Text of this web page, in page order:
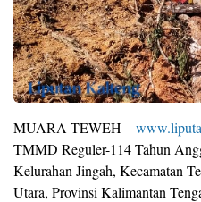
MUARA TEWEH –
TMMD Reguler-114 Tahun
Kelurahan Jingah, Kecamatan
Utara, Provinsi Kalimantan